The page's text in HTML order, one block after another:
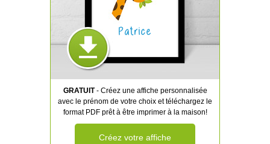
Patrice
GRATUIT- Créez une affiche personnalisée
avec le prénom de votre choix et téléchargez le
format PDF prêt à être imprimer à la maison!
Créez votre affiche